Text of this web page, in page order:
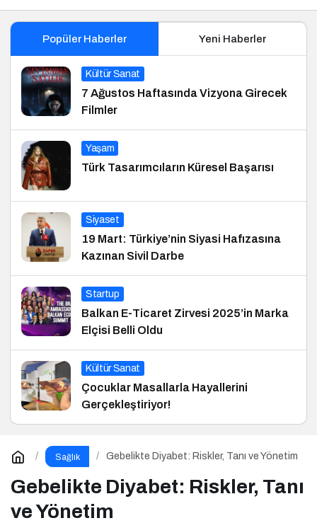
Popüler Haberler Yeni Haberler
Kültür Sanat
7 Ağustos Haftasında Vizyona Girecek
Filmler
Yaşam
Türk Tasarımcıların Küresel Başarısı
Siyaset
19 Mart: Türkiye’nin Siyasi Hafızasına
Kazınan Sivil Darbe
Startup
Balkan E-Ticaret Zirvesi 2025’in Marka
Elçisi Belli Oldu
Kültür Sanat
Çocuklar Masallarla Hayallerini
Gerçekleştiriyor!
Sağlık Gebelikte Diyabet: Riskler, Tanı ve Yönetim
Gebelikte Diyabet: Riskler, Tanı
ve Yönetim